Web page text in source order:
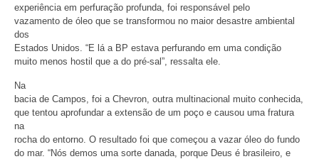
experiência em perfuração profunda, foi responsável pelo
vazamento de óleo que se transformou no maior desastre ambiental
dos
Estados Unidos. “E lá a BP estava perfurando em uma condição
muito menos hostil que a do pré-sal”, ressalta ele.
Na
bacia de Campos, foi a Chevron, outra multinacional muito conhecida,
que tentou aprofundar a extensão de um poço e causou uma fratura
na
rocha do entorno. O resultado foi que começou a vazar óleo do fundo
do mar. “Nós demos uma sorte danada, porque Deus é brasileiro, e